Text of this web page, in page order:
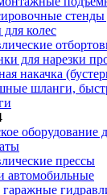
стенды
колес
для нарезки
накачка
шланги,
оборудование
прессы
автомобильные